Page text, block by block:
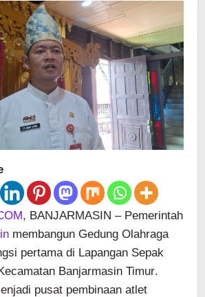
, BANJARMASIN – Pemerintah
membangun Gedung Olahraga
pertama di Lapangan Sepak
Banjarmasin Timur.
pusat pembinaan atlet